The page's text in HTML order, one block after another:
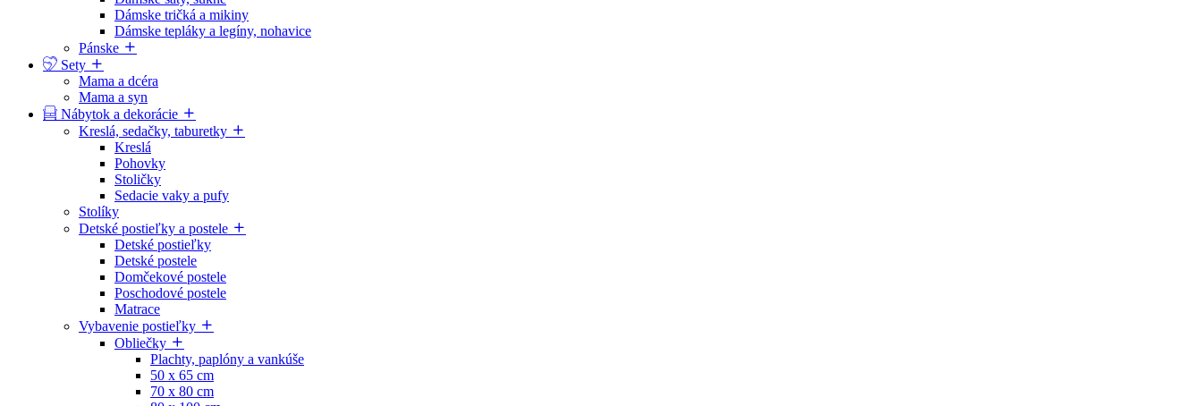
Dámske tričká a mikiny
Dámske tepláky a legíny, nohavice
Pánske
Sety
Mama a dcéra
Mama a syn
Nábytok a dekorácie
Kreslá, sedačky, taburetky
Kreslá
Pohovky
Stoličky
Sedacie vaky a pufy
Stolíky
Detské postieľky a postele
Detské postieľky
Detské postele
Domčekové postele
Poschodové postele
Matrace
Vybavenie postieľky
Obliečky
Plachty, paplóny a vankúše
50 x 65 cm
70 x 80 cm